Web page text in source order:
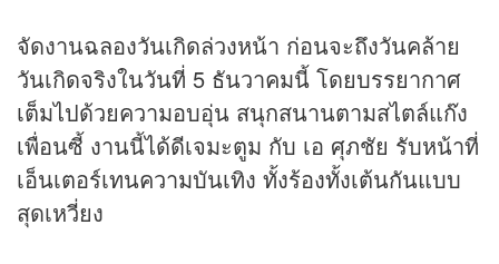
จัดงานฉลองวันเกิดล่วงหน้า ก่อนจะถึงวันคล้าย
วันเกิดจริงในวันที่ 5 ธันวาคมนี้ โดยบรรยากาศ
เต็มไปด้วยความอบอุ่น สนุกสนานตามสไตล์แก๊ง
เพื่อนซี้ งานนี้ได้ดีเจมะตูม กับ เอ ศุภชัย รับหน้าที่
เอ็นเตอร์เทนความบันเทิง ทั้งร้องทั้งเต้นกันแบบ
สุดเหวี่ยง